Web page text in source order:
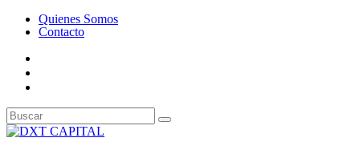
Quienes Somos
Contacto